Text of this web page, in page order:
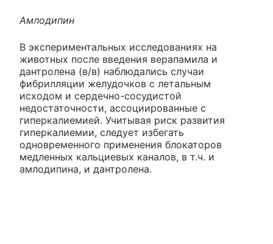
Амлодипин
В экспериментальных исследованиях на
животных после введения верапамила и
дантролена (в/в) наблюдались случаи
фибрилляции желудочков с летальным
исходом и сердечно-сосудистой
недостаточности, ассоциированные с
гиперкалиемией. Учитывая риск развития
гиперкалиемии, следует избегать
одновременного применения блокаторов
медленных кальциевых каналов, в т.ч. и
амлодипина, и дантролена.